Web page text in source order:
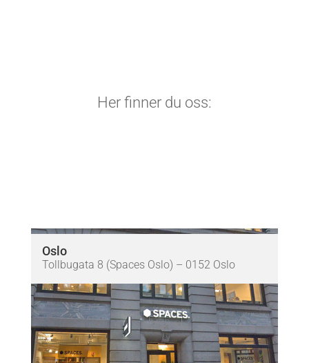
Her finner du oss:
Oslo
Tollbugata 8 (Spaces Oslo) – 0152 Oslo